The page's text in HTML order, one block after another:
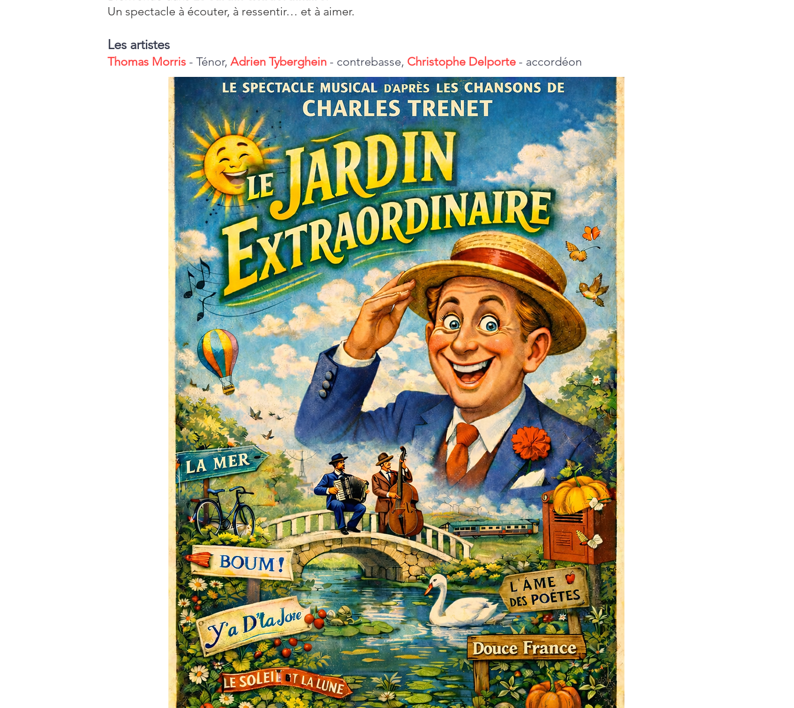
Un spectacle à écouter, à ressentir… et à aimer.
Les artistes
Thomas Morris - Ténor​, Adrien Tyberghein - contrebasse, Christophe Delporte - accordéon